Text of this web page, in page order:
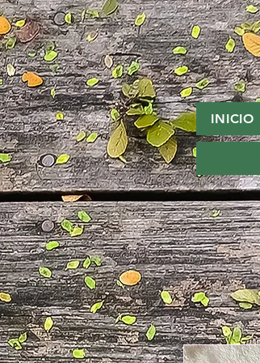
INICIO